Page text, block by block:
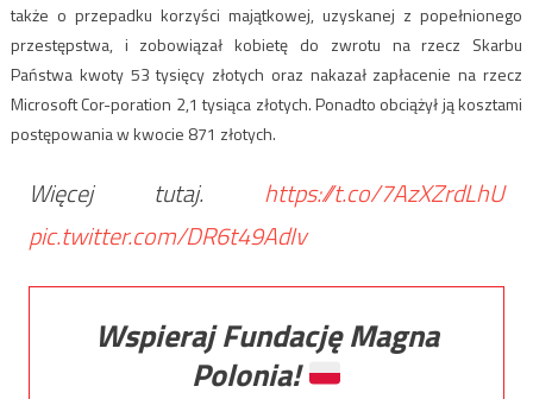
także o przepadku korzyści majątkowej, uzyskanej z popełnionego
przestępstwa, i zobowiązał kobietę do zwrotu na rzecz Skarbu
Państwa kwoty 53 tysięcy złotych oraz nakazał zapłacenie na rzecz
Microsoft Cor-poration 2,1 tysiąca złotych. Ponadto obciążył ją kosztami
postępowania w kwocie 871 złotych.
Więcej tutaj. https://t.co/7AzXZrdLhU
pic.twitter.com/DR6t49AdIv
Wspieraj Fundację Magna
Polonia!